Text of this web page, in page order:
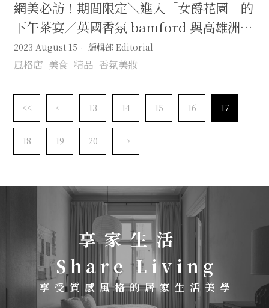
網美必訪！期間限定＼進入「女爵花園」的
下午茶宴／英國香氛 bamford 與高雄洲際
酒店聯名推出限量奢華午茶系列
2023 August 15 編輯部 Editorial
風格店 美食 精品 香氛美妝
<< ← 13 14 15 16 17
18 19 20 →
享 家 生 活
S h a r e L i v i n g
享 受 質 感 風 格 的 居 家 生 活 美 學